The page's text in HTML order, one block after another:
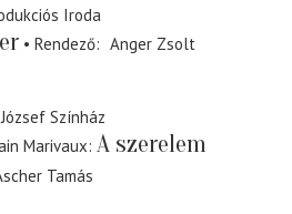
Iroda
Rendező
Anger Zsolt
Színház
Marivaux A szerelem
Tamás